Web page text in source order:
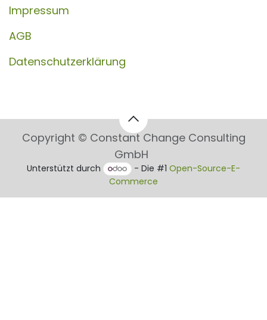
Impressum
AGB
Datenschutzerklärung
Copyright © Constant Change Consulting
GmbH
Unterstützt durch - Die #1Open-Source-E-
Commerce